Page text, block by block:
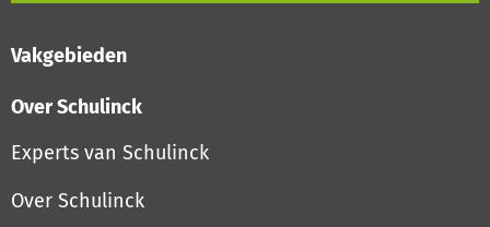
Vakgebieden
Over Schulinck
Experts van Schulinck
Over Schulinck